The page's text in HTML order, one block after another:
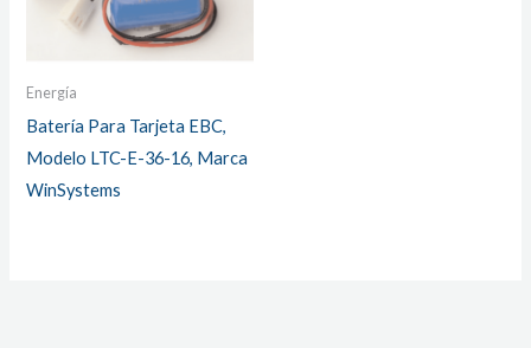
Energía
Batería Para Tarjeta EBC,
Modelo LTC-E-36-16, Marca
WinSystems